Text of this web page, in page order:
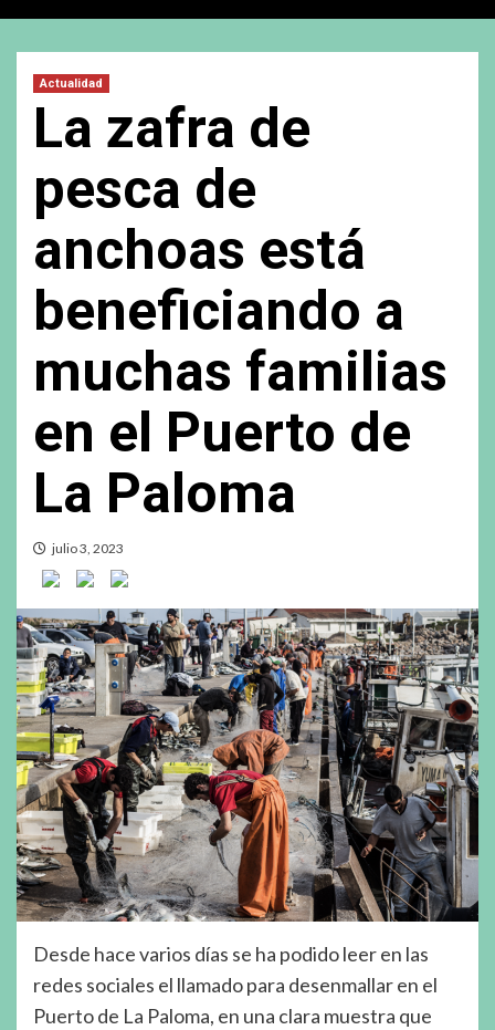
Actualidad
La zafra de
pesca de
anchoas está
beneficiando a
muchas familias
en el Puerto de
La Paloma
julio 3, 2023
Desde hace varios días se ha podido leer en las
redes sociales el llamado para desenmallar en el
Puerto de La Paloma, en una clara muestra que